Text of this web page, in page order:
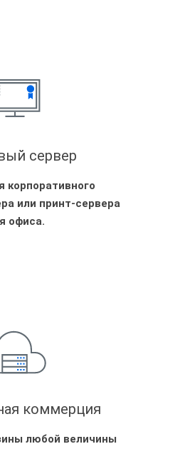
сервер
корпоративного
или принт-сервера
офиса.
коммерция
любой величины